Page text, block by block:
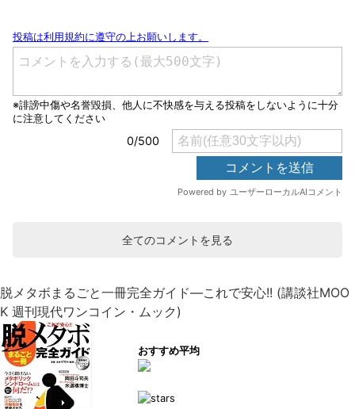
全てのコメントを見る
脱メタボまるごと一冊完全ガイド―これで安心!! (講談社MOO
K 週刊現代ワンコイン・ムック)
おすすめ平均